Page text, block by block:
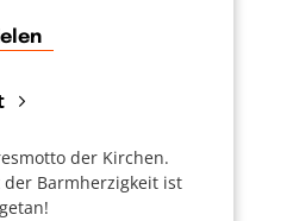
der Kirchen.
Barmherzigkeit ist